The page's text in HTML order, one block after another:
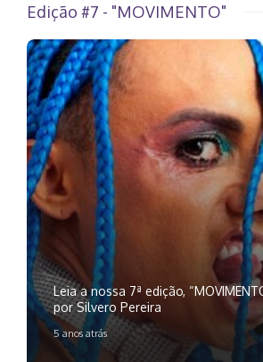
Edição #7 - "MOVIMENTO"
Leia a nossa 7ª edição,
por Silvero Pereira
5 anos atrás